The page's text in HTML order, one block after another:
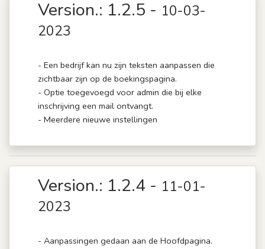
Version.: 1.2.5 - 10-03-
2023
- Een bedrijf kan nu zijn teksten aanpassen die
zichtbaar zijn op de boekingspagina.
- Optie toegevoegd voor admin die bij elke
inschrijving een mail ontvangt.
- Meerdere nieuwe instellingen
Version.: 1.2.4 - 11-01-
2023
- Aanpassingen gedaan aan de Hoofdpagina.